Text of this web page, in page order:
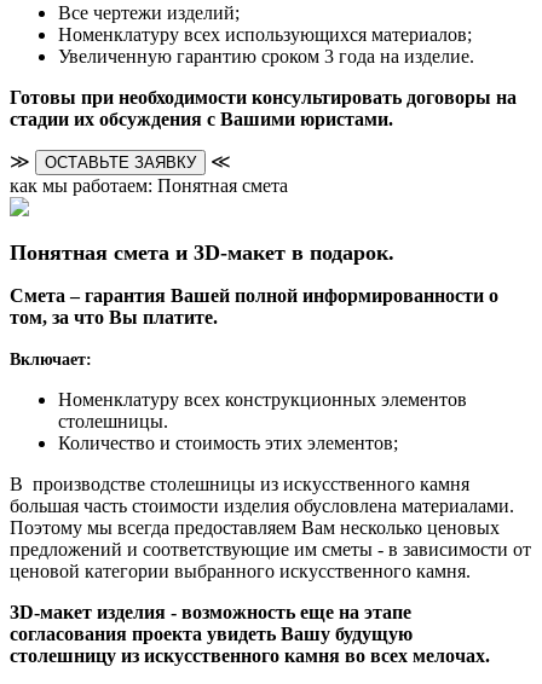
Все чертежи изделий;
Номенклатуру всех использующихся материалов;
Увеличенную гарантию сроком 3 года на изделие.
Готовы при необходимости консультировать договоры на
стадии их обсуждения с Вашими юристами.
≫ ОСТАВЬТЕ ЗАЯВКУ
≪
как мы работаем: Понятная смета
Понятная смета и 3D-макет в подарок.
Смета – гарантия Вашей полной информированности о
том, за что Вы платите.
Включает:
Номенклатуру всех конструкционных элементов
столешницы.
Количество и стоимость этих элементов;
В производстве столешницы из искусственного камня
большая часть стоимости изделия обусловлена материалами.
Поэтому мы всегда предоставляем Вам несколько ценовых
предложений и соответствующие им сметы - в зависимости от
ценовой категории выбранного искусственного камня.
3D-макет изделия - возможность еще на этапе
согласования проекта увидеть Вашу будущую
столешницу из искусственного камня во всех мелочах.